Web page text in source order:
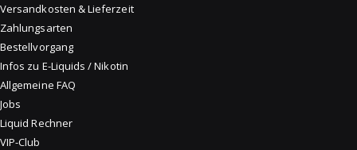
Versandkosten & Lieferzeit
Zahlungsarten
Bestellvorgang
Infos zu E-Liquids / Nikotin
Allgemeine FAQ
Jobs
Liquid Rechner
VIP-Club